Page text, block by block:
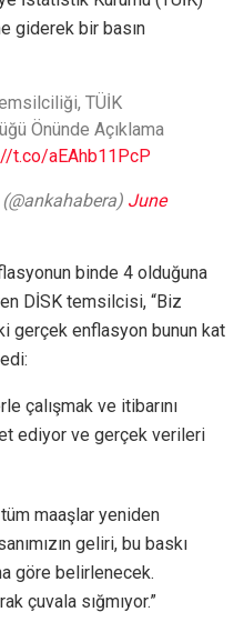
giderek bir basın
TÜİK
Önünde Açıklama
t.co/aEAhb11PcP
June
binde 4 olduğuna
DİSK temsilcisi, “Biz
gerçek enflasyon bunun kat
çalışmak ve itibarını
ediyor ve gerçek verileri
tüm maaşlar yeniden
geliri, bu baskı
göre belirlenecek.
çuvala sığmıyor.”